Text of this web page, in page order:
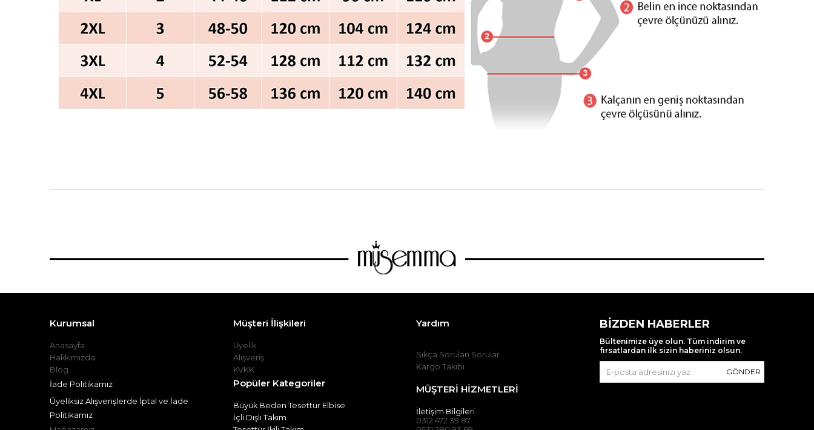
Kurumsal
Anasayfa
Hakkımızda
Blog
İade Politikamız
Üyeliksiz Alışverişlerde İptal ve İade
Politikamız
Müşteri İlişkileri
Üyelik
Alışveriş
KVKK
Popüler Kategoriler
Büyük Beden Tesettür Elbise
İçli Dışlı Takım
Yardım
Sıkça Sorulan Sorular
Kargo Takibi
MÜŞTERİ HİZMETLERİ
İletişim Bilgileri
0312 472 39 87
BIZDEN HABERLER
Bültenimize üye olun. Tüm indirim ve
fırsatlardan ilk sizin haberiniz olsun.
GÖNDER